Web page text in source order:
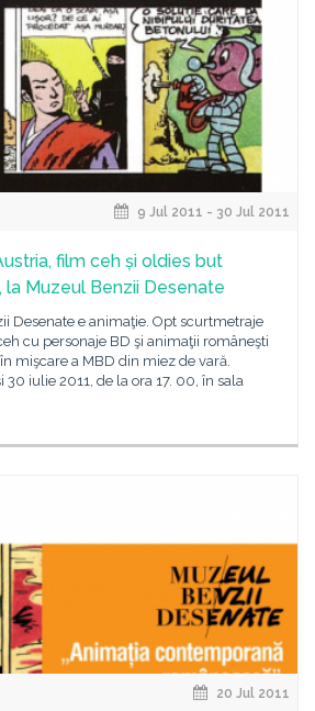
9 Jul 2011 - 30 Jul 2011
film ceh și oldies but
Muzeul Benzii Desenate
Desenate e animaţie. Opt scurtmetraje
cu personaje BD şi animaţii româneşti
mişcare a MBD din miez de vară.
30 iulie 2011, de la ora 17. 00, în sala
20 Jul 2011